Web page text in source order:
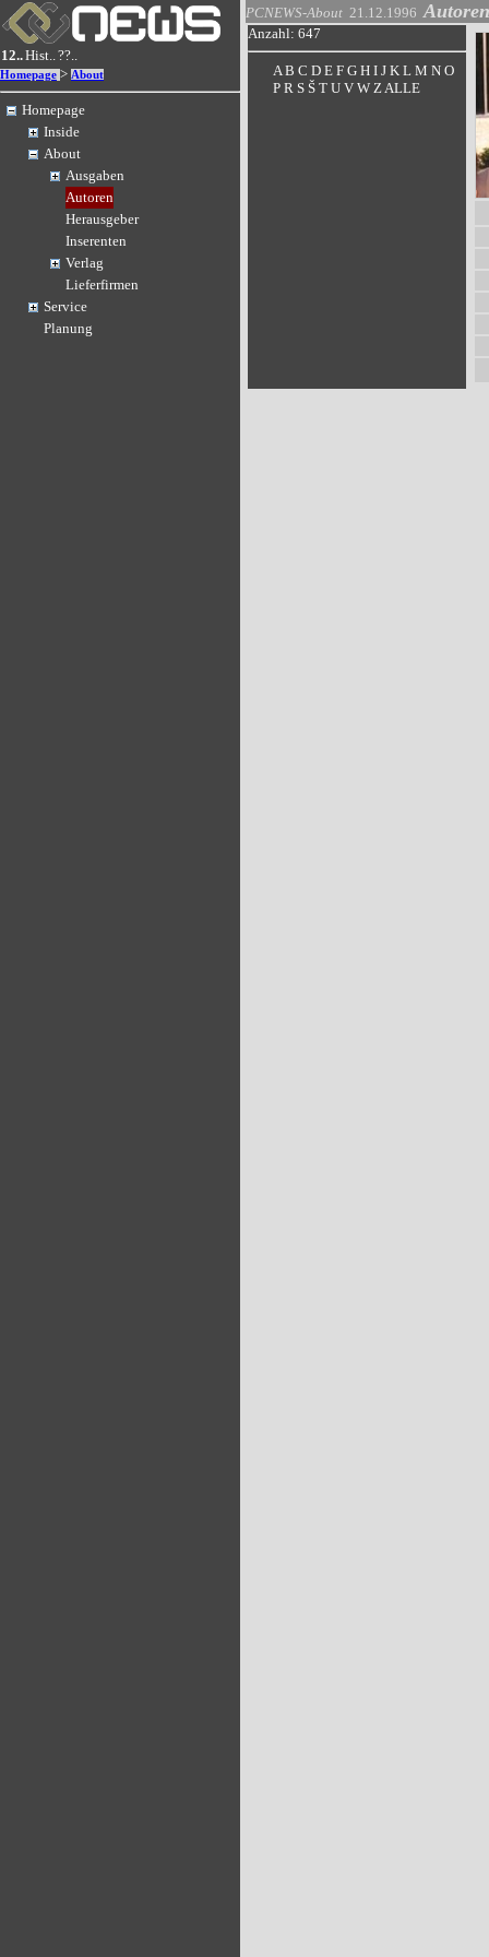
12..Hist..??..
Homepage > About
Homepage
Inside
About
Ausgaben
Autoren
Herausgeber
Inserenten
Verlag
Lieferfirmen
Service
Planung
PCNEWS-About 21.12.1996 Autoren
Anzahl: 647
A B C D E F G H I J K L M N O
P R S Š T U V W ZALLE